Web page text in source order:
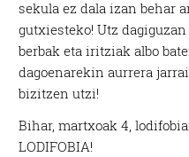
sekula ez dala izan behar
gutxiesteko! Utz
berbak eta iritziak albo
dagoenarekin aurrera
bizitzen utzi!
Bihar, martxoak 4,
LODIFOBIA!